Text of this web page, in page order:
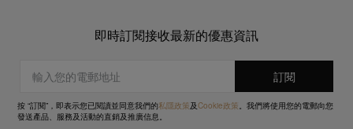
即時訂閱接收最新的優惠資訊
按 “訂閱”，即表示您已閱讀並同意我們的私隱政策及Cookie政策 。我們將使用您的電郵向您
發送產品、服務及活動的直銷及推廣信息。